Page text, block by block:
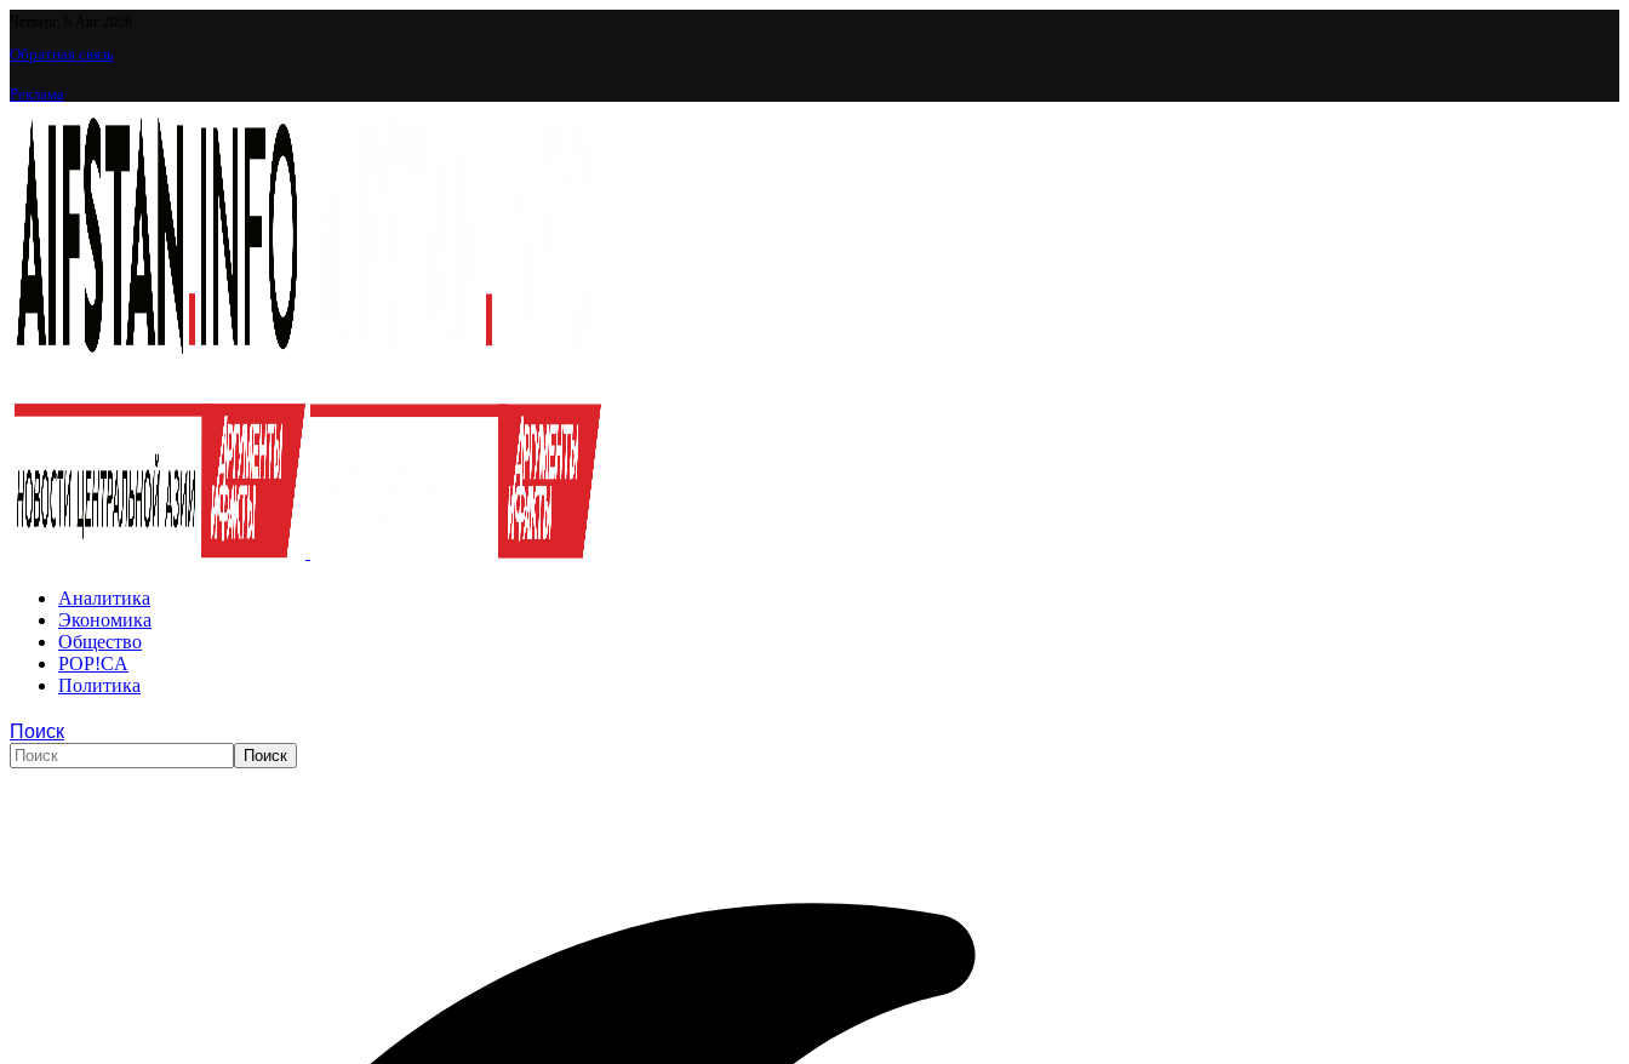
Обратная связь
Реклама
Аналитика
Экономика
Общество
POP!CA
Политика
Поиск